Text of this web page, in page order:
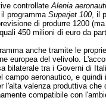
controllate Alenia
programma Superjet 100, il
di produrre 1200
450 milioni di euro da
anche tramite le
europea del velivolo.
bilaterale tra i Governi di
aeronautico, e
valenza produttiva
compatibile con